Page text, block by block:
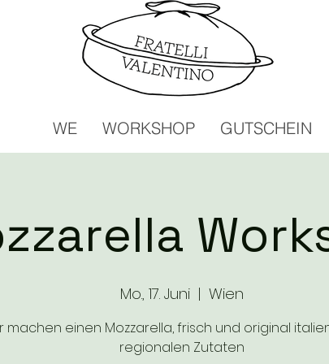
WE WORKSHOP GUTSCHEIN
Mo., 17. Juni
  |
Wien
machen einen Mozzarella, frisch und original
regionalen Zutaten